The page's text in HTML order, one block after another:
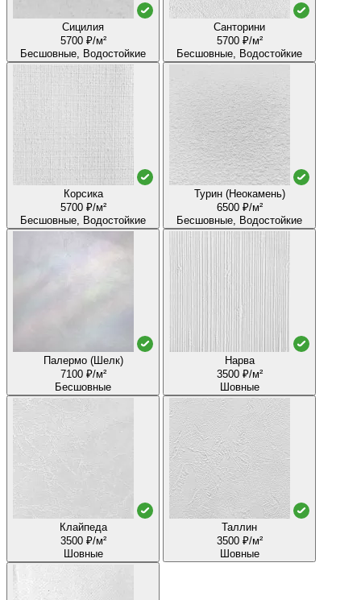
Сицилия
5700 ₽/м²
Бесшовные, Водостойкие
Санторини
5700 ₽/м²
Бесшовные, Водостойкие
Корсика
5700 ₽/м²
Бесшовные, Водостойкие
Турин (Неокамень)
6500 ₽/м²
Бесшовные, Водостойкие
Палермо (Шелк)
7100 ₽/м²
Бесшовные
Нарва
3500 ₽/м²
Шовные
Клайпеда
3500 ₽/м²
Шовные
Таллин
3500 ₽/м²
Шовные